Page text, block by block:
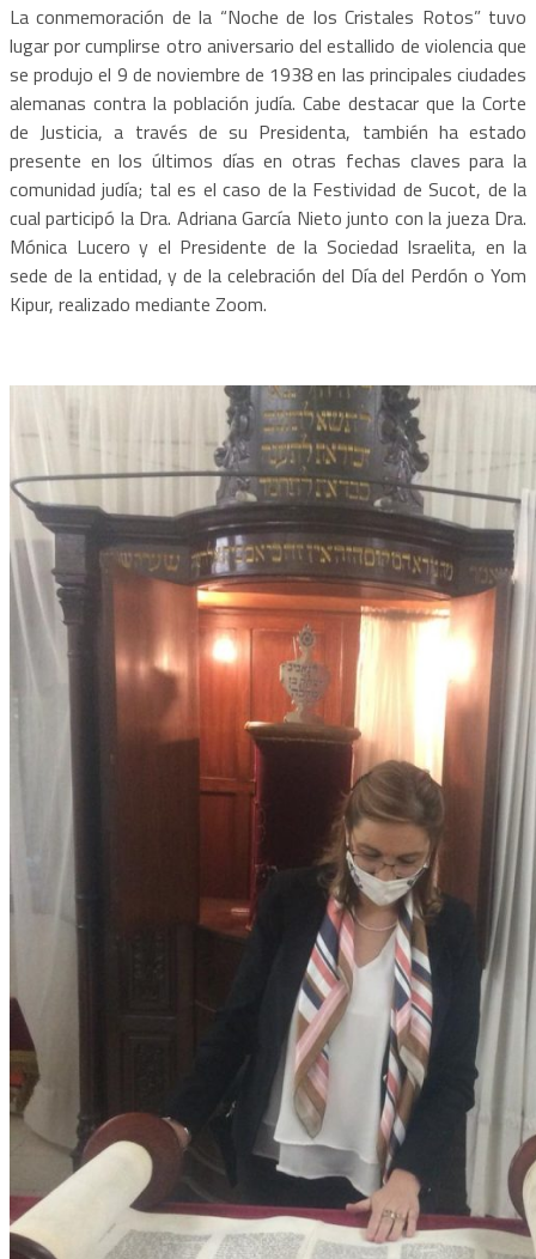
La conmemoración de la “Noche de los Cristales Rotos” tuvo
lugar por cumplirse otro aniversario del estallido de violencia que
se produjo el 9 de noviembre de 1938 en las principales ciudades
alemanas contra la población judía. Cabe destacar que la Corte
de Justicia, a través de su Presidenta, también ha estado
presente en los últimos días en otras fechas claves para la
comunidad judía; tal es el caso de la Festividad de Sucot, de la
cual participó la Dra. Adriana García Nieto junto con la jueza Dra.
Mónica Lucero y el Presidente de la Sociedad Israelita, en la
sede de la entidad, y de la celebración del Día del Perdón o Yom
Kipur, realizado mediante Zoom.